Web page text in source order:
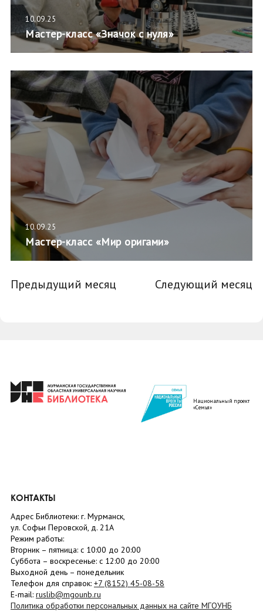
10.09.25
Мастер-класс «Значок с нуля»
10.09.25
Мастер-класс «Мир оригами»
Предыдущий месяц Следующий месяц
Национальный проект
«Семья»
КОНТАКТЫ
Адрес Библиотеки: г. Мурманск,
ул. Софьи Перовской, д. 21А
Режим работы:
Вторник – пятница: с 10:00 до 20:00
Суббота – воскресенье: c 12:00 до 20:00
Выходной день – понедельник
Телефон для справок: +7 (8152) 45-08-58
E-mail: ruslib@mgounb.ru
Политика обработки персональных данных на сайте МГОУНБ